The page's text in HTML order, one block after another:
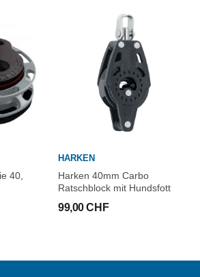
40,
HARKEN
Harken 40mm Carbo
Ratschblock mit Hundsfott
99,00 CHF